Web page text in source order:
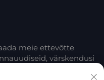
meie ettevõtte
värskendusi